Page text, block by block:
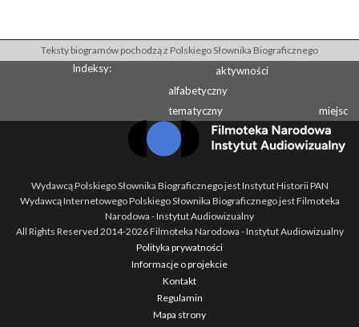
Teksty biogramów pochodzą z Polskiego Słownika Biograficznego
Indeksy:
aktywności
alfabetyczny
tematyczny
miejsc
Wydawcą Polskiego Słownika Biograficznego jest Instytut Historii PAN
Wydawcą Internetowego Polskiego Słownika Biograficznego jest Filmoteka
Narodowa - Instytut Audiowizualny
All Rights Reserved 2014-2026Filmoteka Narodowa - Instytut Audiowizualny
Polityka prywatności
Informacje o projekcie
Kontakt
Regulamin
Mapa strony